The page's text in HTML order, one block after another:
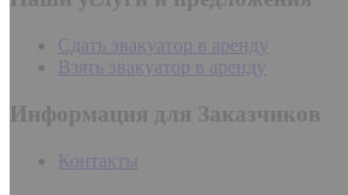
Сдать эвакуатор в аренду
Взять эвакуатор в аренду
Информация для Заказчиков
Контакты